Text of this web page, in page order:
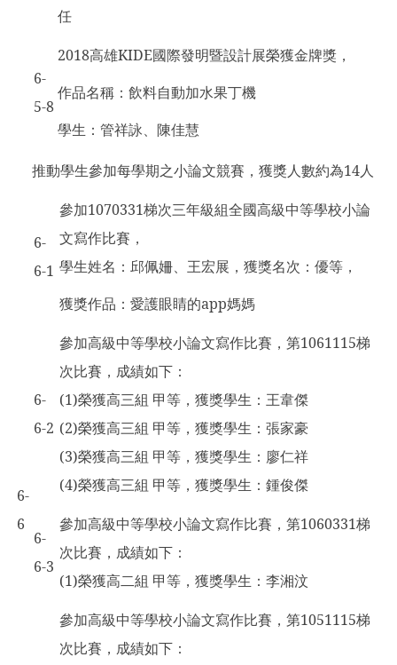
任
6-
5-8
2018高雄KIDE國際發明暨設計展榮獲金牌獎，
作品名稱：飲料自動加水果丁機
學生：管祥詠、陳佳慧
6-
6
推動學生參加每學期之小論文競賽，獲獎人數約為14人
6-
6-1
參加1070331梯次三年級組全國高級中等學校小論
文寫作比賽，
學生姓名：邱佩姍、王宏展，獲獎名次：優等，
獲獎作品：愛護眼睛的app媽媽
6-
6-2
參加高級中等學校小論文寫作比賽，第1061115梯
次比賽，成績如下：
(1)榮獲高三組 甲等，獲獎學生：王韋傑
(2)榮獲高三組 甲等，獲獎學生：張家豪
(3)榮獲高三組 甲等，獲獎學生：廖仁祥
(4)榮獲高三組 甲等，獲獎學生：鍾俊傑
6-
6-3
參加高級中等學校小論文寫作比賽，第1060331梯
次比賽，成績如下：
(1)榮獲高二組 甲等，獲獎學生：李湘汶
參加高級中等學校小論文寫作比賽，第1051115梯
次比賽，成績如下：